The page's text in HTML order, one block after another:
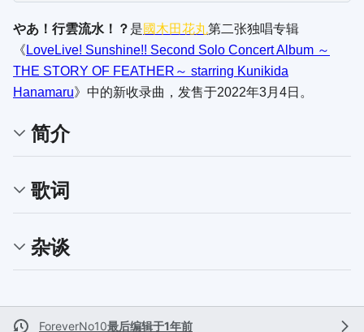
やあ！行雲流水！？ 是國木田花丸第二张独唱专辑
《 LoveLive! Sunshine!! Second Solo Concert Album ～
THE STORY OF FEATHER～ starring Kunikida
Hanamaru》中的新收录曲，发售于2022年3月4日。
简介
歌词
杂谈
ForeverNo10最后编辑于1年前